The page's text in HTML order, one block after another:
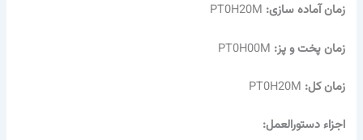
زمان آماده سازی: PT0H20M
زمان پخت و پز: PT0H00M
زمان کل: PT0H20M
اجزاء دستورالعمل: